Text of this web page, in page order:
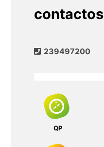
contactos
239497200
QP